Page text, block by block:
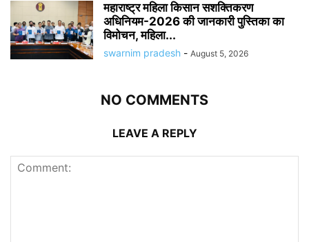
महाराष्ट्र महिला किसान सशक्तिकरण
अधिनियम-2026 की जानकारी पुस्तिका का
विमोचन, महिला...
swarnim pradesh - August 5, 2026
NO COMMENTS
LEAVE A REPLY